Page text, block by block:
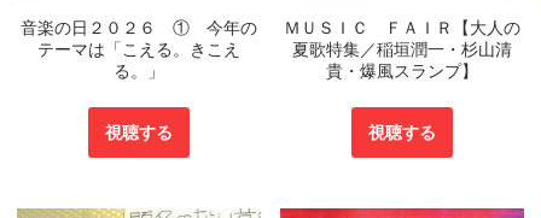
音楽の日２０２６ ① 今年の
テーマは「こえる。きこえ
る。」
視聴する
ＭＵＳＩＣ ＦＡＩＲ【大人の
夏歌特集／稲垣潤一・杉山清
貴・爆風スランプ】
視聴する